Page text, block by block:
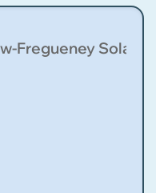
Fregueney Solar